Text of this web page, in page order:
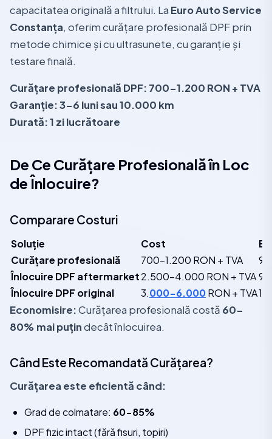
capacitatea originală a filtrului. La Euro Auto Service
Constanța, oferim curățare profesională DPF prin
metode chimice și cu ultrasunete, cu garanție și
testare finală.
Curățare profesională DPF: 700-1.200 RON + TVA
Garanție: 3-6 luni sau 10.000 km
Durată: 1 zi lucrătoare
De Ce Curățare Profesională în Loc
de Înlocuire?
Comparare Costuri
Soluție Cost
Curățare profesională
700-1.200 RON + TVA
Înlocuire DPF aftermarket2.500-4.000 RON + TVA
Înlocuire DPF original
3.000-6.000RON + TVA
Economisire:Curățarea profesională costă 60-
80% mai puțindecât înlocuirea.
Când Este Recomandată Curățarea?
Curățarea este eficientă când:
Grad de colmatare: 60-85%
DPF fizic intact (fără fisuri, topiri)